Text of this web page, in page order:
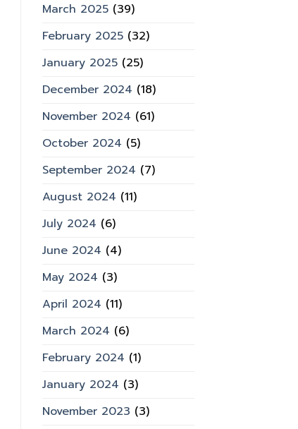
March 2025(39)
February 2025(32)
January 2025(25)
December 2024 (18)
November 2024 (61)
October 2024 (5)
September 2024 (7)
August 2024 (11)
July 2024 (6)
June 2024 (4)
May 2024 (3)
April 2024 (11)
March 2024 (6)
February 2024 (1)
January 2024 (3)
November 2023 (3)